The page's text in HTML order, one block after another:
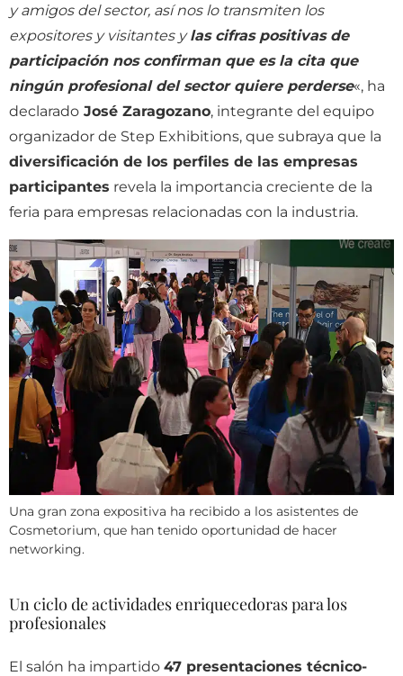
y amigos del sector, así nos lo transmiten los
expositores y visitantes ylas cifras positivas de
participación nos confirman que es la cita que
ningún profesional del sector quiere perderse«, ha
declarado José Zaragozano, integrante del equipo
organizador de Step Exhibitions, que subraya que la
diversificación de los perfiles de las empresas
participantes revela la importancia creciente de la
feria para empresas relacionadas con la industria.
Una gran zona expositiva ha recibido a los asistentes de
Cosmetorium, que han tenido oportunidad de hacer
networking.
Un ciclo de actividades enriquecedoras para los
profesionales
El salón ha impartido 47 presentaciones técnico-